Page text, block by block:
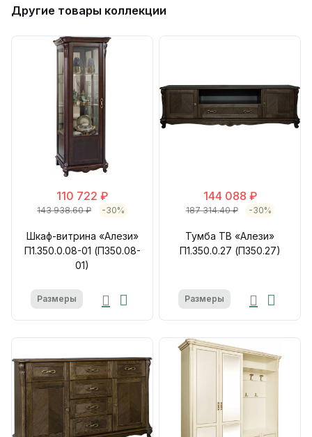
Другие товары коллекции
110 722 ₽
143 938.60 ₽ -30%
Шкаф-витрина «Алези»
П1.350.0.08-01 (П350.08-
01)
Размеры
144 088 ₽
187 314.40 ₽ -30%
Тумба ТВ «Алези»
П1.350.0.27 (П350.27)
Размеры